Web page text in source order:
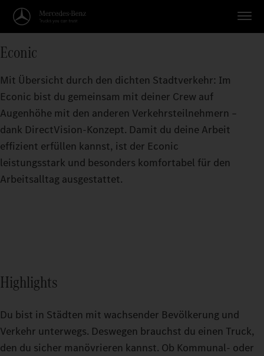
Econic
Mit Übersicht durch den dichten Stadtverkehr: Im
Econic bist du gemeinsam mit deiner Crew auf
Augenhöhe mit den anderen Verkehrsteilnehmern –
dank DirectVision-Konzept. Damit du deine Arbeit
effizient erfüllen kannst, ist der Econic
leistungsstark und besonders komfortabel für den
Arbeitsalltag ausgestattet.
Highlights
Du bist in Städten mit wachsender Bevölkerung und
Verkehr unterwegs. Deswegen brauchst du einen Truck,
den du sicher manövrieren kannst. Ob Kommunal- oder